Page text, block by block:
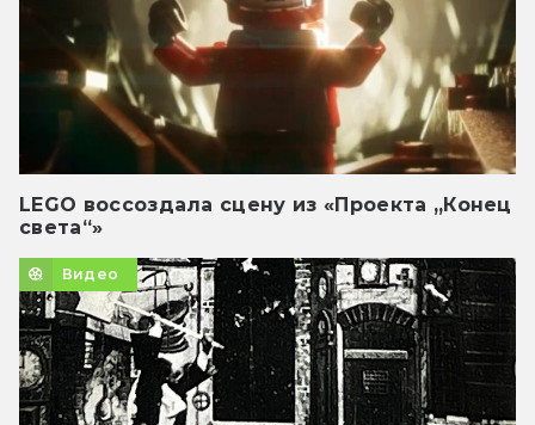
LEGO воссоздала сцену из «Проекта „Конец
света“»
Видео